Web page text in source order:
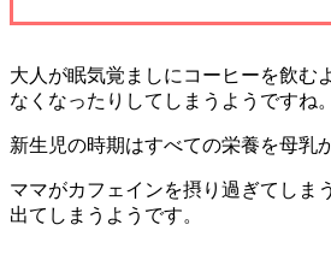
大人が眠気覚ましにコーヒーを飲む
なくなったりしてしまうようですね。
新生児の時期はすべての栄養を母乳
ママがカフェインを摂り過ぎてしま
出てしまうようです。